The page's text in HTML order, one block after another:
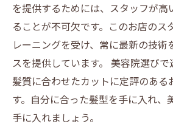
を提供するためには、スタッフが高
ることが不可欠です。このお店のス
レーニングを受け、常に最新の技術
スを提供しています。 美容院選びで
髪質に合わせたカットに定評のある
す。自分に合った髪型を手に入れ、
手に入れましょう。